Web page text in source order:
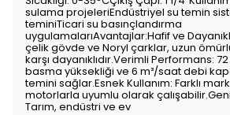
sulama projeleriEndüstriyel su temin
teminiTicari su basınçlandırma
uygulamalarıAvantajlar:Hafif ve
çelik gövde ve Noryl çarklar, uzun
karşı dayanıklıdır.Verimli Performans:
basma yüksekliği ve 6 m³/saat debi
temini sağlar.Esnek Kullanım: Farklı
motorlarla uyumlu olarak
Tarım, endüstri ve ev